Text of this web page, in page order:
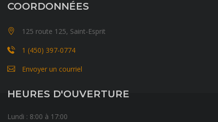
COORDONNÉES
125 route 125, Saint-Esprit
1 (450) 397-0774
Envoyer un courriel
HEURES D'OUVERTURE
Lundi : 8:00 à 17:00